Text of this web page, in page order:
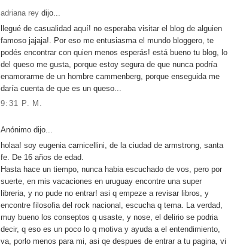
adriana rey dijo...
llegué de casualidad aquí! no esperaba visitar el blog de alguien
famoso jajaja!. Por eso me entusiasma el mundo bloggero, te
podés encontrar con quien menos esperás! está bueno tu blog, lo
del queso me gusta, porque estoy segura de que nunca podría
enamorarme de un hombre cammenberg, porque enseguida me
daría cuenta de que es un queso...
9:31 P. M.
Anónimo dijo...
holaa! soy eugenia carnicellini, de la ciudad de armstrong, santa
fe. De 16 años de edad.
Hasta hace un tiempo, nunca habia escuchado de vos, pero por
suerte, en mis vacaciones en uruguay encontre una super
libreria, y no pude no entrar! asi q empeze a revisar libros, y
encontre filosofia del rock nacional, escucha q tema. La verdad,
muy bueno los conseptos q usaste, y nose, el delirio se podria
decir, q eso es un poco lo q motiva y ayuda a el entendimiento,
va, porlo menos para mi, asi qe despues de entrar a tu pagina, vi